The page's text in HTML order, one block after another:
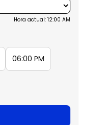
Hora actual: 12:00 AM
06:00 PM